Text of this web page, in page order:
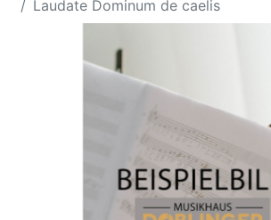
Laudate Dominum de caelis